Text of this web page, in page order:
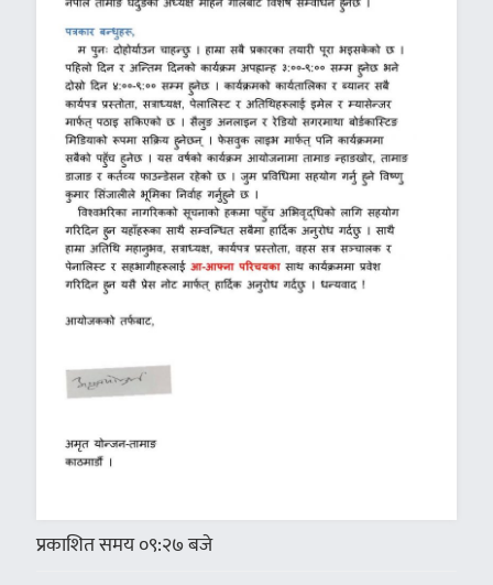
प्रकाशित समय ०९:२७ बजे